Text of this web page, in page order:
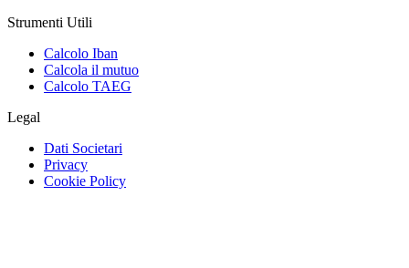
Strumenti Utili
Calcolo Iban
Calcola il mutuo
Calcolo TAEG
Legal
Dati Societari
Privacy
Cookie Policy